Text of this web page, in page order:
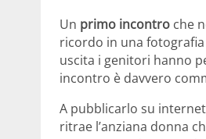
Un primo incontro che
ricordo in una
uscita i genitori hanno
incontro è davvero
A pubblicarlo su
ritrae l’anziana donna